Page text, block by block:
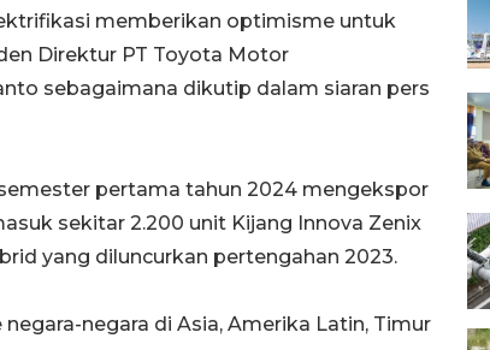
memberikan optimisme untuk
Direktur PT Toyota Motor
sebagaimana dikutip dalam siaran pers
pertama tahun 2024 mengekspor
sekitar 2.200 unit Kijang Innova Zenix
yang diluncurkan pertengahan 2023.
negara di Asia, Amerika Latin, Timur